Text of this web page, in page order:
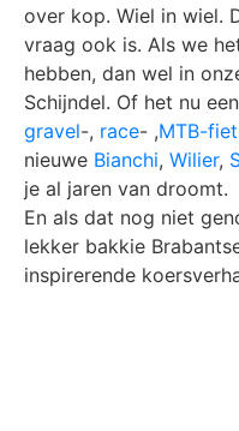
over kop. Wiel in wiel.
vraag ook is. Als we
hebben, dan wel in
Schijndel. Of het nu
gravel-, race- ,MTB-
nieuwe Bianchi, Wilier,
je al jaren van droomt.
En als dat nog niet
lekker bakkie
inspirerende